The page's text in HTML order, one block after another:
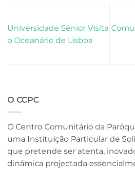
Universidade Sénior Visita
o Oceanário de Lisboa
O CCPC
O Centro Comunitário da
uma Instituição Particular de
que pretende ser atenta,
dinâmica projectada